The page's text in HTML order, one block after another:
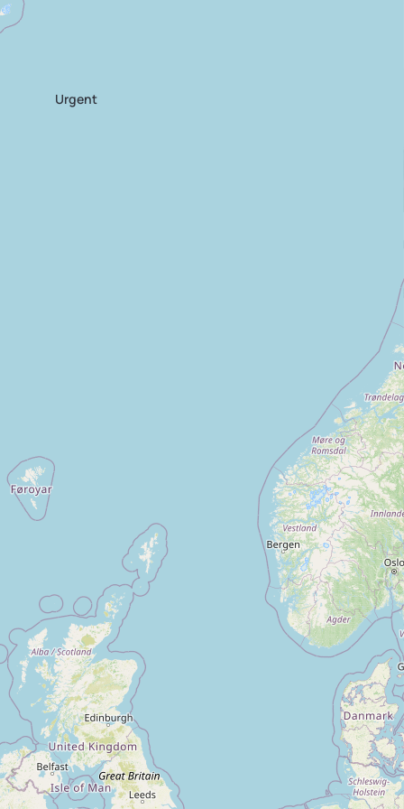
Urgent
Ouvrier
Salariat – Conduite
d’engins agricoles
SAINT MARTIN
DES PRES -
22320
Vacher en
élevage
SAINT MARTIN
DES PRES - 22
320